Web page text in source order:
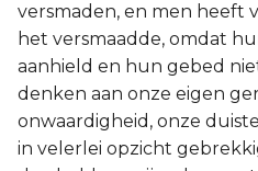
versmaden, en men heeft
het versmaadde, omdat
aanhield en hun gebed
denken aan onze eigen
onwaardigheid, onze
in velerlei opzicht